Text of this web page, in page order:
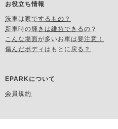
お役立ち情報
洗車は家でするもの？
新車時の輝きは維持できるの？
こんな場面が多いお車は要注意！
傷んだボディはもとに戻る？
EPARKについて
会員規約